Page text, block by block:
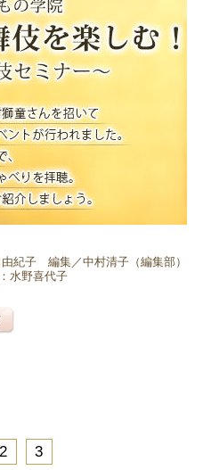
紀子 編集／中村清子（編集部）
水野喜代子
2 3